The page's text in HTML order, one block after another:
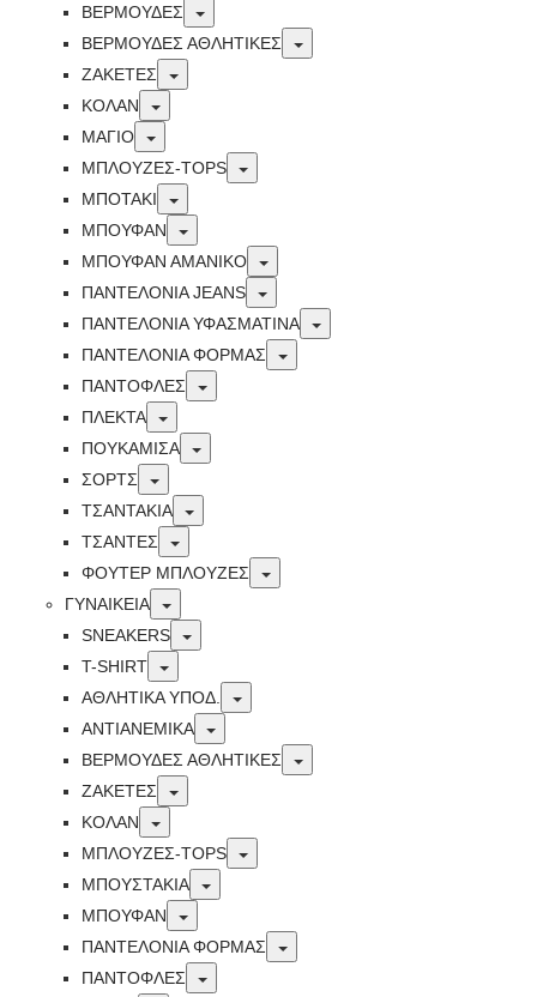
ΒΕΡΜΟΥΔΕΣ
Toggle
ΒΕΡΜΟΥΔΕΣ ΑΘΛΗΤΙΚΕΣ
Toggle
ΖΑΚΕΤΕΣ
Toggle
ΚΟΛΑΝ
Toggle
ΜΑΓΙΟ
Toggle
ΜΠΛΟΥΖΕΣ-TOPS
Toggle
ΜΠΟΤΑΚΙ
Toggle
ΜΠΟΥΦΑΝ
Toggle
ΜΠΟΥΦΑΝ ΑΜΑΝΙΚΟ
Toggle
ΠΑΝΤΕΛΟΝΙΑ JEANS
Toggle
ΠΑΝΤΕΛΟΝΙΑ ΥΦΑΣΜΑΤΙΝΑ
Toggle
ΠΑΝΤΕΛΟΝΙΑ ΦΟΡΜΑΣ
Toggle
ΠΑΝΤΟΦΛΕΣ
Toggle
ΠΛΕΚΤΑ
Toggle
ΠΟΥΚΑΜΙΣΑ
Toggle
ΣΟΡΤΣ
Toggle
ΤΣΑΝΤΑΚΙΑ
Toggle
ΤΣΑΝΤΕΣ
Toggle
ΦΟΥΤΕΡ ΜΠΛΟΥΖΕΣ
Toggle
ΓΥΝΑΙΚΕΙΑ
Toggle
SNEAKERS
Toggle
T-SHIRT
Toggle
ΑΘΛΗΤΙΚΑ ΥΠΟΔ.
Toggle
ΑΝΤΙΑΝΕΜΙΚΑ
Toggle
ΒΕΡΜΟΥΔΕΣ ΑΘΛΗΤΙΚΕΣ
Toggle
ΖΑΚΕΤΕΣ
Toggle
ΚΟΛΑΝ
Toggle
ΜΠΛΟΥΖΕΣ-TOPS
Toggle
ΜΠΟΥΣΤΑΚΙΑ
Toggle
ΜΠΟΥΦΑΝ
Toggle
ΠΑΝΤΕΛΟΝΙΑ ΦΟΡΜΑΣ
Toggle
ΠΑΝΤΟΦΛΕΣ
Toggle